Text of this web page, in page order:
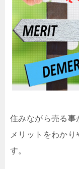
住みながら売る事
メリットをわか
す。